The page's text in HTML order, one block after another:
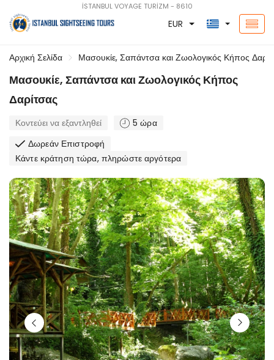
İSTANBUL VOYAGE TURİZM - 8610
EUR
Αρχική Σελίδα Μασουκίε, Σαπάντσα και Ζωολογικός Κήπος
Μασουκίε, Σαπάντσα και Ζωολογικός Κήπος
Δαρίτσας
Κοντεύει να εξαντληθεί
5 ώρα
Δωρεάν Επιστροφή
Κάντε κράτηση τώρα, πληρώστε αργότερα